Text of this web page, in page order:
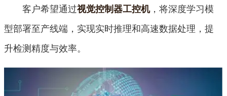
客户希望通过视觉控制器工控机，将深度学习模
型部署至产线端，实现实时推理和高速数据处理，提
升检测精度与效率。